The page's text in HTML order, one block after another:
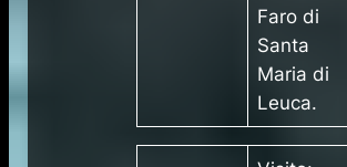
Faro di
Santa
Maria di
Leuca.